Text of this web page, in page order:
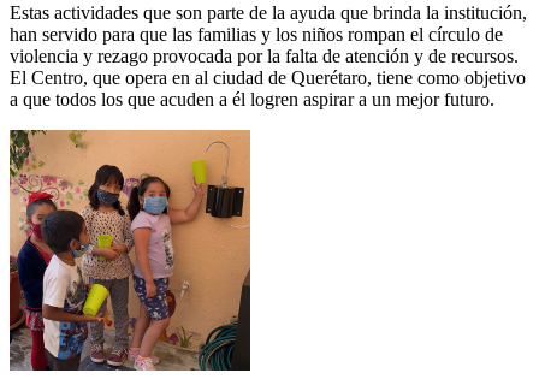
Estas actividades que son parte de la ayuda que brinda la institución,
han servido para que las familias y los niños rompan el círculo de
violencia y rezago provocada por la falta de atención y de recursos.
El Centro, que opera en al ciudad de Querétaro, tiene como objetivo
a que todos los que acuden a él logren aspirar a un mejor futuro.